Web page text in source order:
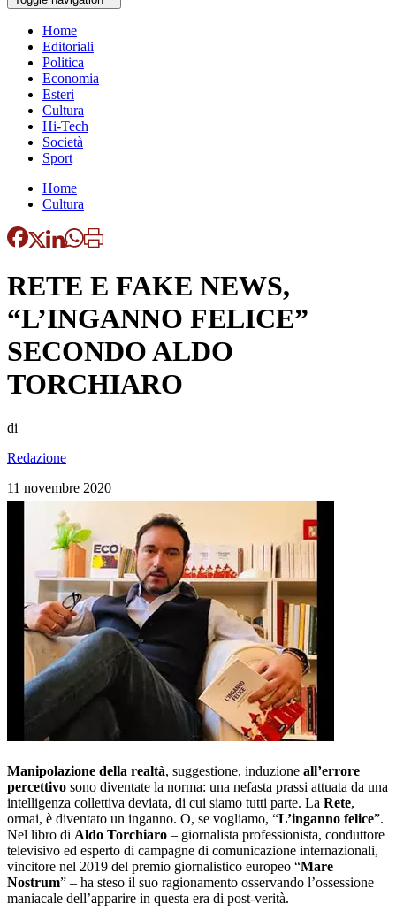
Home
Editoriali
Politica
Economia
Esteri
Cultura
Hi-Tech
Società
Sport
Home
Cultura
RETE E FAKE NEWS,
“L’INGANNO FELICE”
SECONDO ALDO
TORCHIARO
di
Redazione
11 novembre 2020
Manipolazione della realtà, suggestione, induzione all’errore
percettivo sono diventate la norma: una nefasta prassi attuata da una
intelligenza collettiva deviata, di cui siamo tutti parte. La Rete,
ormai, è diventato un inganno. O, se vogliamo, “L’inganno felice”.
Nel libro di Aldo Torchiaro – giornalista professionista, conduttore
televisivo ed esperto di campagne di comunicazione internazionali,
vincitore nel 2019 del premio giornalistico europeo “Mare
Nostrum” – ha steso il suo ragionamento osservando l’ossessione
maniacale dell’apparire in questa era di post-verità.